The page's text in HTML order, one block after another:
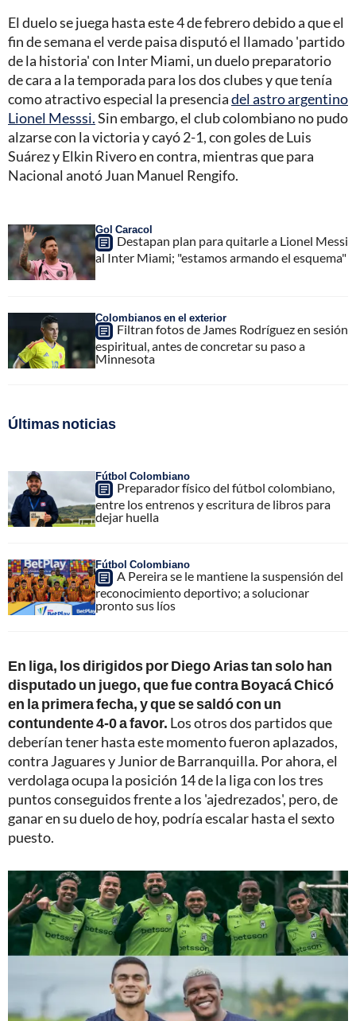
El duelo se juega hasta este 4 de febrero debido a que el
fin de semana el verde paisa disputó el llamado 'partido
de la historia' con Inter Miami, un duelo preparatorio
de cara a la temporada para los dos clubes y que tenía
como atractivo especial la presenciadel astro argentino
Lionel Messsi.Sin embargo, el club colombiano no pudo
alzarse con la victoria y cayó 2-1, con goles de Luis
Suárez y Elkin Rivero en contra, mientras que para
Nacional anotó Juan Manuel Rengifo.
Gol Caracol
Destapan plan para quitarle a Lionel Messi
al Inter Miami; "estamos armando el esquema"
Colombianos en el exterior
Filtran fotos de James Rodríguez en sesión
espiritual, antes de concretar su paso a
Minnesota
Últimas noticias
Fútbol Colombiano
Preparador físico del fútbol colombiano,
entre los entrenos y escritura de libros para
dejar huella
Fútbol Colombiano
A Pereira se le mantiene la suspensión del
reconocimiento deportivo; a solucionar
pronto sus líos
En liga, los dirigidos por Diego Arias tan solo han
disputado un juego, que fue contra Boyacá Chicó
en la primera fecha, y que se saldó con un
contundente 4-0 a favor. Los otros dos partidos que
deberían tener hasta este momento fueron aplazados,
contra Jaguares y Junior de Barranquilla. Por ahora, el
verdolaga ocupa la posición 14 de la liga con los tres
puntos conseguidos frente a los 'ajedrezados', pero, de
ganar en su duelo de hoy, podría escalar hasta el sexto
puesto.